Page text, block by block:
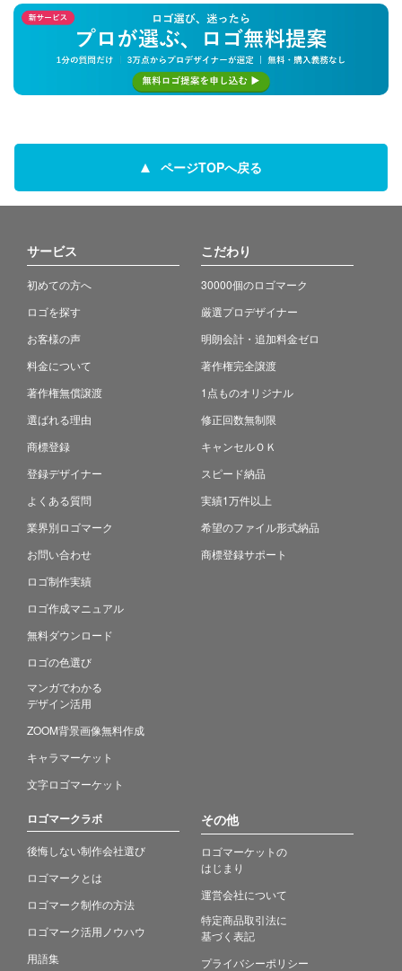
ページTOPへ戻る
サービス
初めての方へ
ロゴを探す
お客様の声
料金について
著作権無償譲渡
選ばれる理由
商標登録
登録デザイナー
よくある質問
業界別ロゴマーク
お問い合わせ
ロゴ制作実績
ロゴ作成マニュアル
無料ダウンロード
ロゴの色選び
マンガでわかる
デザイン活用
ZOOM背景画像無料作成
キャラマーケット
文字ロゴマーケット
こだわり
30000個のロゴマーク
厳選プロデザイナー
明朗会計・追加料金ゼロ
著作権完全譲渡
1点ものオリジナル
修正回数無制限
キャンセルＯＫ
スピード納品
実績1万件以上
希望のファイル形式納品
商標登録サポート
ロゴマークラボ
後悔しない制作会社選び
ロゴマークとは
ロゴマーク制作の方法
ロゴマーク活用ノウハウ
用語集
その他
ロゴマーケットの
はじまり
運営会社について
特定商品取引法に
基づく表記
プライバシーポリシー